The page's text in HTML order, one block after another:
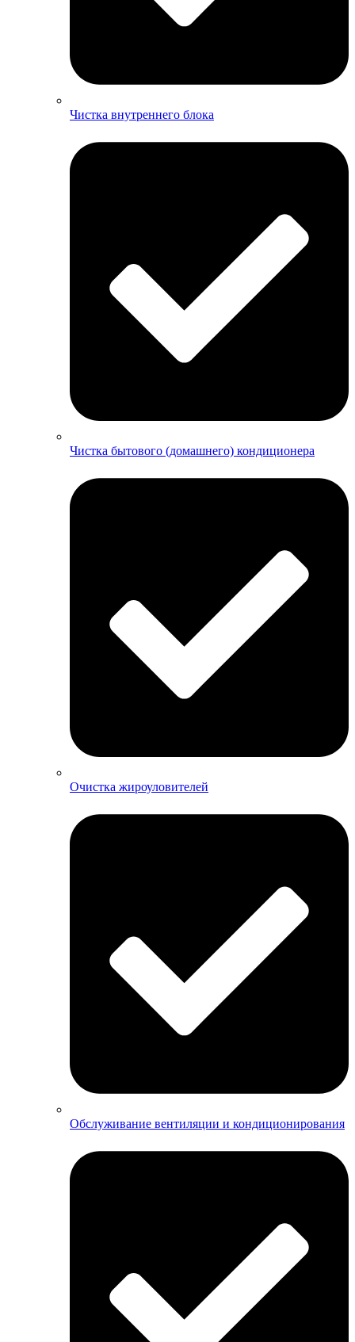
Чистка внутреннего блока
Чистка бытового (домашнего) кондиционера
Очистка жироуловителей
Обслуживание вентиляции и кондиционирования